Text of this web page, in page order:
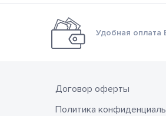
Удобная оплата
Договор оферты
Политика